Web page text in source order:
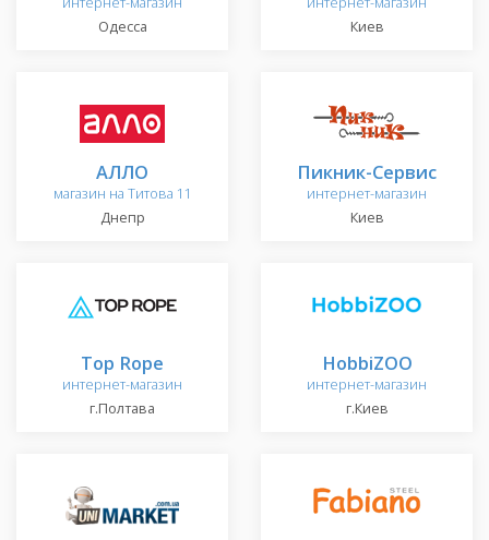
Одесса
Киев
АЛЛО
магазин на Титова 11
Днепр
Пикник-Сервис
интернет-магазин
Киев
Top Rope
интернет-магазин
г.Полтава
HobbiZOO
интернет-магазин
г.Киев